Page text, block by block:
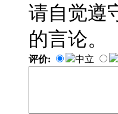
请自觉遵
的言论。
评价: 中立